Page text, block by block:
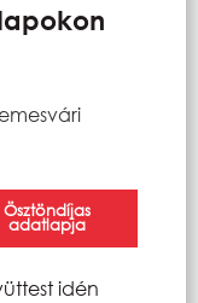
Ösztöndíjas
adatlapja
idén